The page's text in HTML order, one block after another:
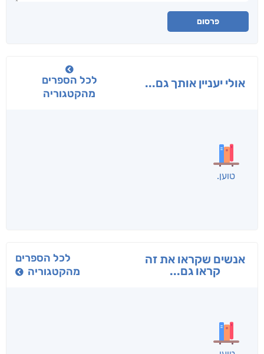
פרסום
אולי יעניין אותך גם...
לכל הספרים
מהקטגוריה
בפנוכו
חני שאטן
תרדמת
א. פ.